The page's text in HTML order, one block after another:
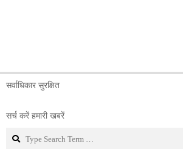
सर्वाधिकार सुरक्षित
सर्च करें हमारी खबरें